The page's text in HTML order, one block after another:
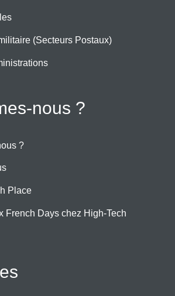
(Secteurs Postaux)
nous ?
?
Place
French Days chez High-Tech